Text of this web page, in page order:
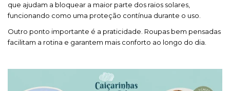
que ajudam a bloquear a maior parte dos raios solares,
funcionando como uma proteção contínua durante o uso.
Outro ponto importante é a praticidade. Roupas bem pensadas
facilitam a rotina e garantem mais conforto ao longo do dia.